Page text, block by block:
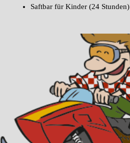
Saftbar für Kinder (24 Stunden)